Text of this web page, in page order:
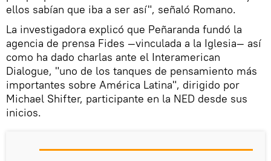
ellos sabían que iba a ser así", señaló Romano.
La investigadora explicó que Peñaranda fundó la
agencia de prensa Fides —vinculada a la Iglesia— así
como ha dado charlas ante el Interamerican
Dialogue, "uno de los tanques de pensamiento más
importantes sobre América Latina", dirigido por
Michael Shifter, participante en la NED desde sus
inicios.